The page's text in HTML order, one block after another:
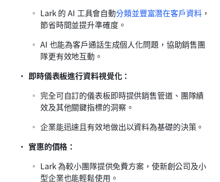
Lark 的 AI 工具會自動分類並豐富潛在客戶資料，
節省時間並提升準確度。
AI 也能為客戶通話生成個人化問題，協助銷售團
隊更有效地互動。
即時儀表板進行資料視覺化：
完全可自訂的儀表板即時提供銷售管道、團隊績
效及其他關鍵指標的洞察。
企業能迅速且有效地做出以資料為基礎的決策。
實惠的價格：
Lark 為較小團隊提供免費方案，使新創公司及小
型企業也能輕鬆使用。